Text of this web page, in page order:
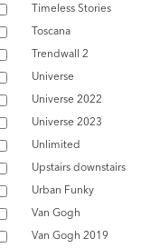
Timeless Stories
Toscana
Trendwall 2
Universe
Universe 2022
Universe 2023
Unlimited
Upstairs downstairs
Urban Funky
Van Gogh
Van Gogh 2019